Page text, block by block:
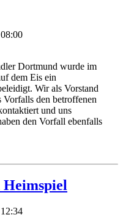
Dortmund wurde im
dem Eis ein
Wir als Vorstand
Vorfalls den betroffenen
und uns
den Vorfall ebenfalls